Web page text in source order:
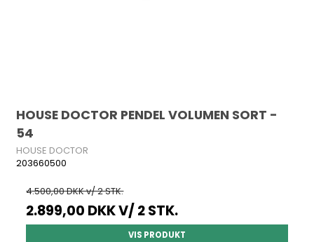
HOUSE DOCTOR PENDEL VOLUMEN SORT -
54
HOUSE DOCTOR
203660500
4.500,00 DKK v/ 2 STK.
2.899,00 DKKV/ 2 STK.
VIS PRODUKT